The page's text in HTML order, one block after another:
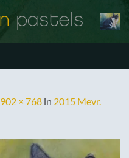
902 × 768 in 2015 Mevr.